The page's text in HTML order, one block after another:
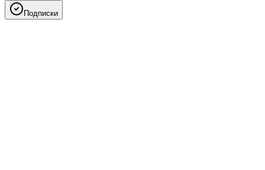
Подписки